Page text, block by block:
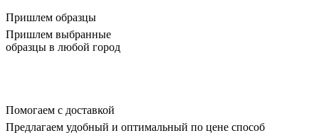
Пришлем образцы
Пришлем выбранные
образцы в любой город
Помогаем с доставкой
Предлагаем удобный и оптимальный по цене способ